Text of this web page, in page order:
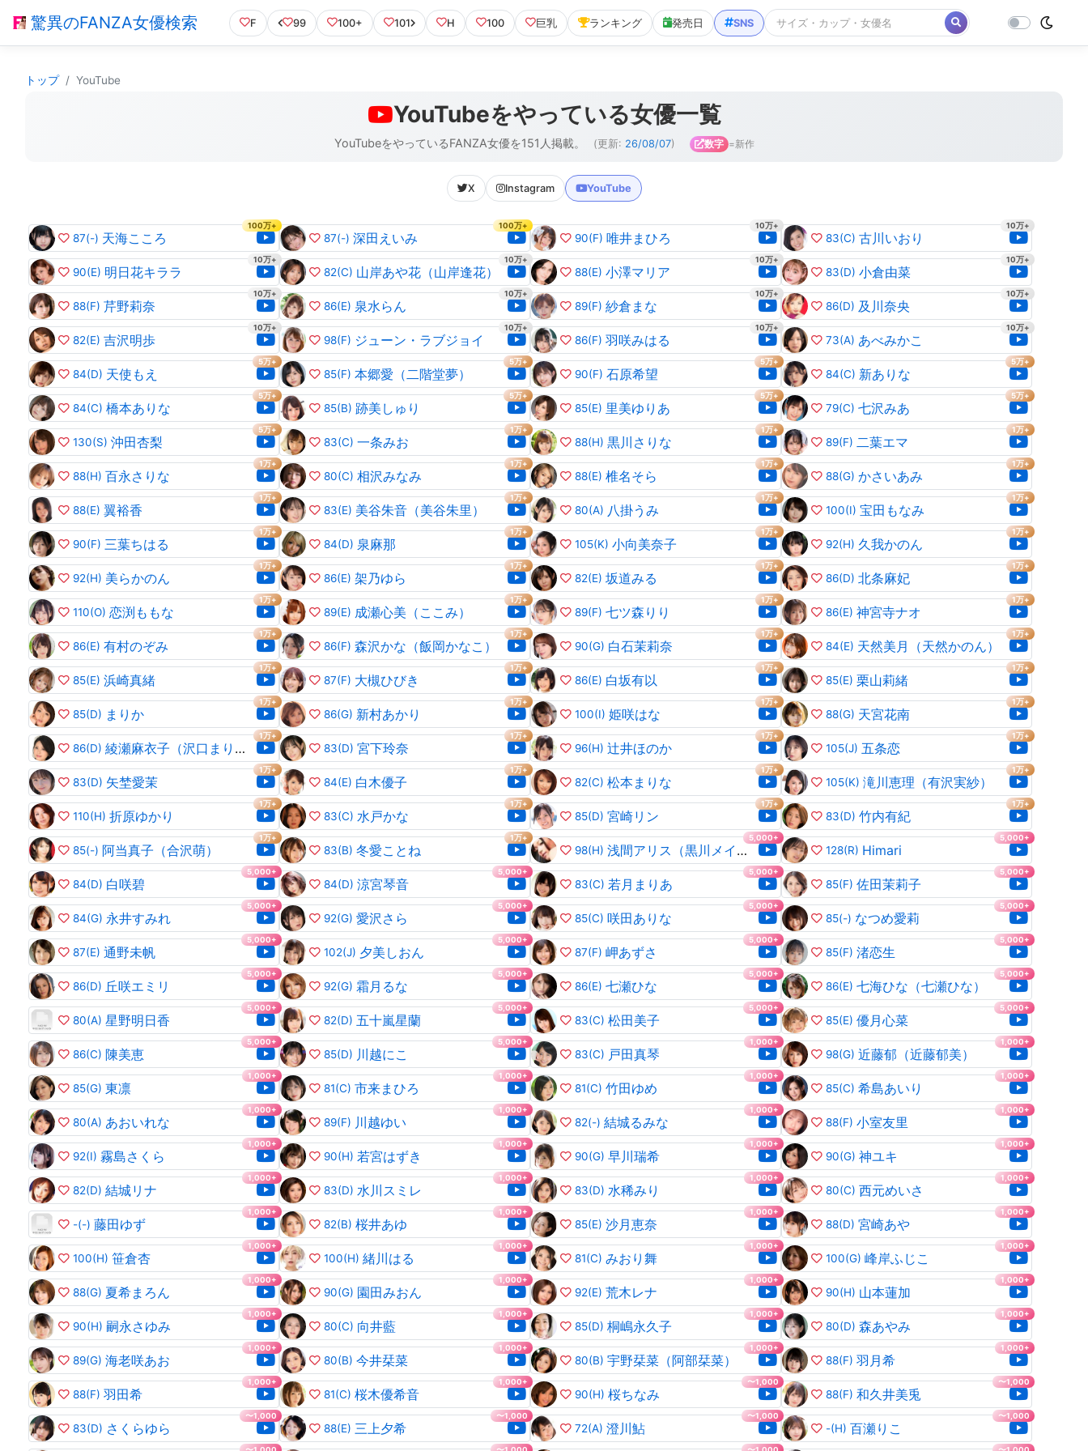
驚異のFANZA女優検索 F 99 100+ 101 H 100 巨乳 ランキング 発売日 SNS
トップ YouTube
YouTubeをやっている女優一覧
YouTubeをやっているFANZA女優を151人掲載。 (更新: 26/08/07) 数字 =新作
X Instagram YouTube
100万+
87(-) 天海こころ
100万+
87(-) 深田えいみ
10万+
90(F) 唯井まひろ
10万+
83(C) 古川いおり
10万+
90(E) 明日花キララ
10万+
82(C) 山岸あや花（山岸逢花）
10万+
88(E) 小澤マリア
10万+
83(D) 小倉由菜
10万+
88(F) 芹野莉奈
10万+
86(E) 泉水らん
10万+
89(F) 紗倉まな
10万+
86(D) 及川奈央
10万+
82(E) 吉沢明歩
10万+
98(F) ジューン・ラブジョイ
10万+
86(F) 羽咲みはる
10万+
73(A) あべみかこ
5万+
84(D) 天使もえ
5万+
85(F) 本郷愛（二階堂夢）
5万+
90(F) 石原希望
5万+
84(C) 新ありな
5万+
84(C) 橋本ありな
5万+
85(B) 跡美しゅり
5万+
85(E) 里美ゆりあ
5万+
79(C) 七沢みあ
5万+
130(S) 沖田杏梨
1万+
83(C) 一条みお
1万+
88(H) 黒川さりな
1万+
89(F) 二葉エマ
1万+
88(H) 百永さりな
1万+
80(C) 相沢みなみ
1万+
88(E) 椎名そら
1万+
88(G) かさいあみ
1万+
88(E) 翼裕香
1万+
83(E) 美谷朱音（美谷朱里）
1万+
80(A) 八掛うみ
1万+
100(I) 宝田もなみ
1万+
90(F) 三葉ちはる
1万+
84(D) 泉麻那
1万+
105(K) 小向美奈子
1万+
92(H) 久我かのん
1万+
92(H) 美らかのん
1万+
86(E) 架乃ゆら
1万+
82(E) 坂道みる
1万+
86(D) 北条麻妃
1万+
110(O) 恋渕ももな
1万+
89(E) 成瀬心美（ここみ）
1万+
89(F) 七ツ森りり
1万+
86(E) 神宮寺ナオ
1万+
86(E) 有村のぞみ
1万+
86(F) 森沢かな（飯岡かなこ）
1万+
90(G) 白石茉莉奈
1万+
84(E) 天然美月（天然かのん）
1万+
85(E) 浜崎真緒
1万+
87(F) 大槻ひびき
1万+
86(E) 白坂有以
1万+
85(E) 栗山莉緒
1万+
85(D) まりか
1万+
86(G) 新村あかり
1万+
100(I) 姫咲はな
1万+
88(G) 天宮花南
1万+
86(D) 綾瀬麻衣子（沢口まりあ）
1万+
83(D) 宮下玲奈
1万+
96(H) 辻井ほのか
1万+
105(J) 五条恋
1万+
83(D) 矢埜愛茉
1万+
84(E) 白木優子
1万+
82(C) 松本まりな
1万+
105(K) 滝川恵理（有沢実紗）
1万+
110(H) 折原ゆかり
1万+
83(C) 水戸かな
1万+
85(D) 宮崎リン
1万+
83(D) 竹内有紀
1万+
85(-) 阿当真子（合沢萌）
1万+
83(B) 冬愛ことね
5,000+
98(H) 浅間アリス（黒川メイサ）
5,000+
128(R) Himari
5,000+
84(D) 白咲碧
5,000+
84(D) 涼宮琴音
5,000+
83(C) 若月まりあ
5,000+
85(F) 佐田茉莉子
5,000+
84(G) 永井すみれ
5,000+
92(G) 愛沢さら
5,000+
85(C) 咲田ありな
5,000+
85(-) なつめ愛莉
5,000+
87(E) 通野未帆
5,000+
102(J) 夕美しおん
5,000+
87(F) 岬あずさ
5,000+
85(F) 渚恋生
5,000+
86(D) 丘咲エミリ
5,000+
92(G) 霜月るな
5,000+
86(E) 七瀬ひな
5,000+
86(E) 七海ひな（七瀬ひな）
5,000+
80(A) 星野明日香
5,000+
82(D) 五十嵐星蘭
5,000+
83(C) 松田美子
5,000+
85(E) 優月心菜
5,000+
86(C) 陳美恵
5,000+
85(D) 川越にこ
1,000+
83(C) 戸田真琴
1,000+
98(G) 近藤郁（近藤郁美）
1,000+
85(G) 東凛
1,000+
81(C) 市来まひろ
1,000+
81(C) 竹田ゆめ
1,000+
85(C) 希島あいり
1,000+
80(A) あおいれな
1,000+
89(F) 川越ゆい
1,000+
82(-) 結城るみな
1,000+
88(F) 小室友里
1,000+
92(I) 霧島さくら
1,000+
90(H) 若宮はずき
1,000+
90(G) 早川瑞希
1,000+
90(G) 神ユキ
1,000+
82(D) 結城リナ
1,000+
83(D) 水川スミレ
1,000+
83(D) 水稀みり
1,000+
80(C) 西元めいさ
1,000+
-(-) 藤田ゆず
1,000+
82(B) 桜井あゆ
1,000+
85(E) 沙月恵奈
1,000+
88(D) 宮崎あや
1,000+
100(H) 笹倉杏
1,000+
100(H) 緒川はる
1,000+
81(C) みおり舞
1,000+
100(G) 峰岸ふじこ
1,000+
88(G) 夏希まろん
1,000+
90(G) 園田みおん
1,000+
92(E) 荒木レナ
1,000+
90(H) 山本蓮加
1,000+
90(H) 嗣永さゆみ
1,000+
80(C) 向井藍
1,000+
85(D) 桐嶋永久子
1,000+
80(D) 森あやみ
1,000+
89(G) 海老咲あお
1,000+
80(B) 今井栞菜
1,000+
80(B) 宇野栞菜（阿部栞菜）
1,000+
88(F) 羽月希
1,000+
88(F) 羽田希
1,000+
81(C) 桜木優希音
〜1,000
90(H) 桜ちなみ
〜1,000
88(F) 和久井美兎
〜1,000
83(D) さくらゆら
〜1,000
88(E) 三上夕希
〜1,000
72(A) 澄川鮎
〜1,000
-(H) 百瀬りこ